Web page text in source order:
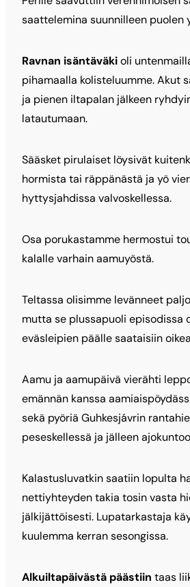
saattelemina suunnilleen puolen
Ravnan isäntäväkioli
pihamaalla kolisteluumme. Akut
ja pienen iltapalan jälkeen
latautumaan.
Sääsket pirulaiset löysivät
hormista tai räppänästä ja yö
hyttysjahdissa valvoskellessa.
Osa porukastamme hermostui
kalalle varhain aamuyöstä.
Teltassa olisimme levänneet
mutta se plussapuoli episodissa
eväsleipien päälle saataisiin
Aamu ja aamupäivä vierähti
emännän kanssa
sekä pyöriä Guhkesjávrin
peseskellessä ja jälleen
Kalastusluvatkin saatiin lopulta
nettiyhteyden takia tosin vasta
jälkijättöisesti. Lupatarkastaja
kuulemma kerran sesongissa.
Alkuiltapäivästä päästiin taas